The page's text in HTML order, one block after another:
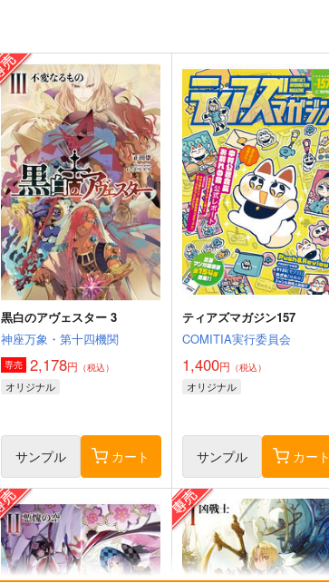
黒白のアヴェスター 3
神座万象・第十四機関
専売 2,178円 （税込）
オリジナル
サンプル カート
ティアズマガジン157
COMITIA実行委員会
1,400円 （税込）
オリジナル
サンプル カート